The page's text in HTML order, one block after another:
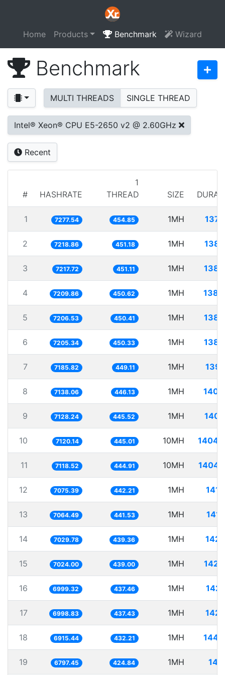
Home Products Benchmark Wizard
Benchmark
MULTI THREADS SINGLE THREAD
Intel® Xeon® CPU E5-2650 v2 @ 2.60GHz
Recent
# HASHRATE
1
THREAD
SIZE
1 7277.54 454.85 1MH
2 7218.86 451.18 1MH
3 7217.72 451.11 1MH
4 7209.86 450.62 1MH
5 7206.53 450.41 1MH
6 7205.34 450.33 1MH
7 7185.82 449.11 1MH
8 7138.06 446.13 1MH
9 7128.24 445.52 1MH
10 7120.14 445.01 10MH
11 7118.52 444.91 10MH
12 7075.39 442.21 1MH
13 7064.49 441.53 1MH
14 7029.78 439.36 1MH
15 7024.00 439.00 1MH
16 6999.32 437.46 1MH
17 6998.83 437.43 1MH
18 6915.44 432.21 1MH
19 6797.45 424.84 1MH